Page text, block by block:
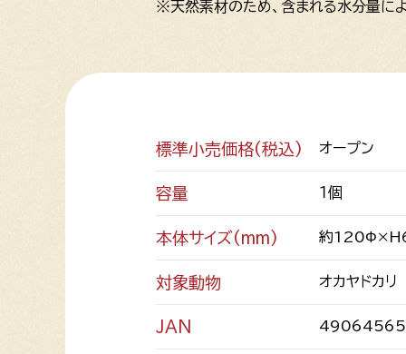
※天然素材のため、含まれる水分量に
標準小売価格(税込) オープン
容量 １個
本体サイズ(mm) 約
対象動物 オカヤドカリ
JAN